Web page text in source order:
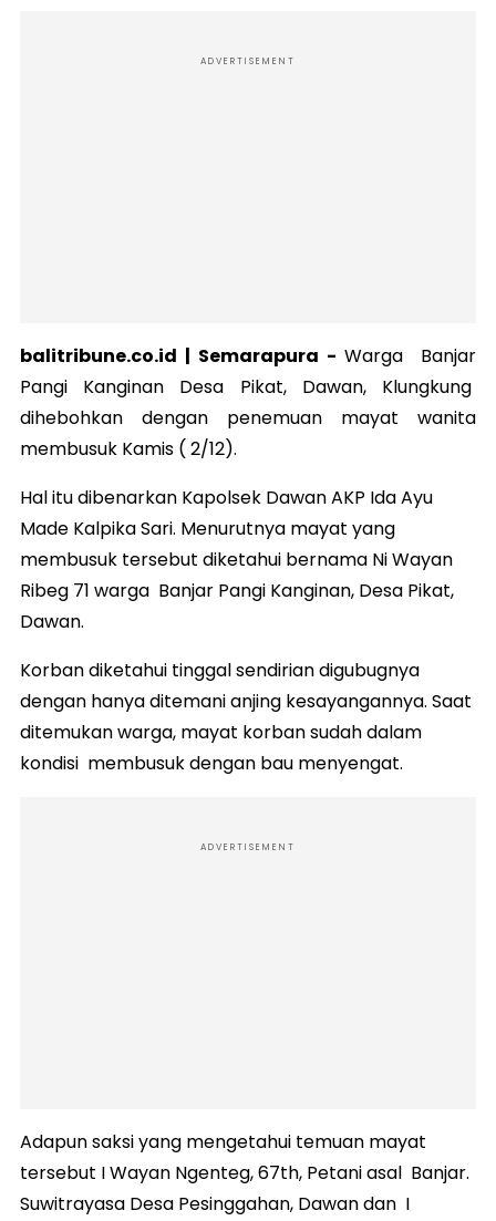
ADVERTISEMENT
balitribune.co.id | Semarapura - Warga Banjar
Pangi Kanginan Desa Pikat, Dawan, Klungkung
dihebohkan dengan penemuan mayat wanita
membusuk Kamis ( 2/12).
Hal itu dibenarkan Kapolsek Dawan AKP Ida Ayu
Made Kalpika Sari. Menurutnya mayat yang
membusuk tersebut diketahui bernama Ni Wayan
Ribeg 71 warga Banjar Pangi Kanginan, Desa Pikat,
Dawan.
Korban diketahui tinggal sendirian digubugnya
dengan hanya ditemani anjing kesayangannya. Saat
ditemukan warga, mayat korban sudah dalam
kondisi membusuk dengan bau menyengat.
ADVERTISEMENT
Adapun saksi yang mengetahui temuan mayat
tersebut I Wayan Ngenteg, 67th, Petani asal Banjar.
Suwitrayasa Desa Pesinggahan, Dawan dan I